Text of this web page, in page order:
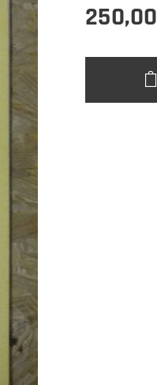
250,00